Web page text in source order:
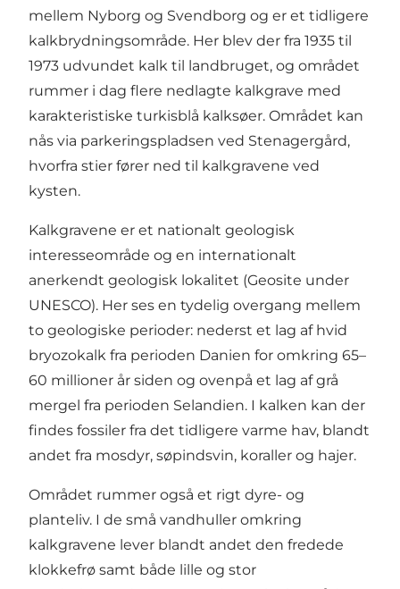
mellem Nyborg og Svendborg og er et tidligere
kalkbrydningsområde. Her blev der fra 1935 til
1973 udvundet kalk til landbruget, og området
rummer i dag flere nedlagte kalkgrave med
karakteristiske turkisblå kalksøer. Området kan
nås via parkeringspladsen ved Stenagergård,
hvorfra stier fører ned til kalkgravene ved
kysten.
Kalkgravene er et nationalt geologisk
interesseområde og en internationalt
anerkendt geologisk lokalitet (Geosite under
UNESCO). Her ses en tydelig overgang mellem
to geologiske perioder: nederst et lag af hvid
bryozokalk fra perioden Danien for omkring 65–
60 millioner år siden og ovenpå et lag af grå
mergel fra perioden Selandien. I kalken kan der
findes fossiler fra det tidligere varme hav, blandt
andet fra mosdyr, søpindsvin, koraller og hajer.
Området rummer også et rigt dyre- og
planteliv. I de små vandhuller omkring
kalkgravene lever blandt andet den fredede
klokkefrø samt både lille og stor